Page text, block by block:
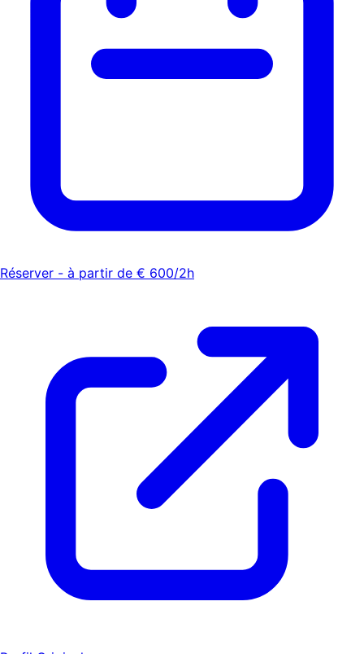
Réserver - à partir de € 600/2h